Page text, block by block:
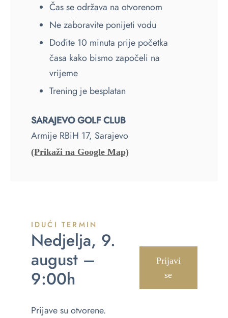
Čas se održava na otvorenom
Ne zaboravite ponijeti vodu
Dođite 10 minuta prije početka
časa kako bismo započeli na
vrijeme
Trening je besplatan
SARAJEVO GOLF CLUB
Armije RBiH 17, Sarajevo
(Prikaži na Google Map)
IDUĆI TERMIN
Nedjelja, 9.
august –
9:00h
Prijave su otvorene.
Prijavi
se